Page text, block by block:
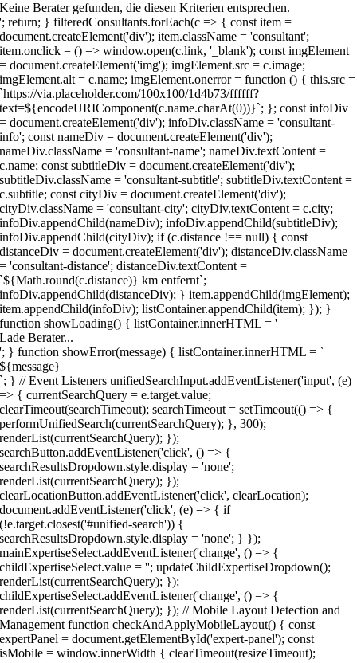
Keine Berater gefunden, die diesen Kriterien entsprechen.
'; return; } filteredConsultants.forEach(c => { const item =
document.createElement('div'); item.className = 'consultant';
item.onclick = () => window.open(c.link, '_blank'); const imgElement
= document.createElement('img'); imgElement.src = c.image;
imgElement.alt = c.name; imgElement.onerror = function () { this.src =
`https://via.placeholder.com/100x100/1d4b73/ffffff?
text=${encodeURIComponent(c.name.charAt(0))}`; }; const infoDiv
= document.createElement('div'); infoDiv.className = 'consultant-
info'; const nameDiv = document.createElement('div');
nameDiv.className = 'consultant-name'; nameDiv.textContent =
c.name; const subtitleDiv = document.createElement('div');
subtitleDiv.className = 'consultant-subtitle'; subtitleDiv.textContent =
c.subtitle; const cityDiv = document.createElement('div');
cityDiv.className = 'consultant-city'; cityDiv.textContent = c.city;
infoDiv.appendChild(nameDiv); infoDiv.appendChild(subtitleDiv);
infoDiv.appendChild(cityDiv); if (c.distance !== null) { const
distanceDiv = document.createElement('div'); distanceDiv.className
= 'consultant-distance'; distanceDiv.textContent =
`${Math.round(c.distance)} km entfernt`;
infoDiv.appendChild(distanceDiv); } item.appendChild(imgElement);
item.appendChild(infoDiv); listContainer.appendChild(item); }); }
function showLoading() { listContainer.innerHTML = '
Lade Berater...
'; } function showError(message) { listContainer.innerHTML = `
${message}
`; } // Event Listeners unifiedSearchInput.addEventListener('input', (e)
=> { currentSearchQuery = e.target.value;
clearTimeout(searchTimeout); searchTimeout = setTimeout(() => {
performUnifiedSearch(currentSearchQuery); }, 300);
renderList(currentSearchQuery); });
searchButton.addEventListener('click', () => {
searchResultsDropdown.style.display = 'none';
renderList(currentSearchQuery); });
clearLocationButton.addEventListener('click', clearLocation);
document.addEventListener('click', (e) => { if
(!e.target.closest('#unified-search')) {
searchResultsDropdown.style.display = 'none'; } });
mainExpertiseSelect.addEventListener('change', () => {
childExpertiseSelect.value = ''; updateChildExpertiseDropdown();
renderList(currentSearchQuery); });
childExpertiseSelect.addEventListener('change', () => {
renderList(currentSearchQuery); }); // Mobile Layout Detection and
Management function checkAndApplyMobileLayout() { const
expertPanel = document.getElementById('expert-panel'); const
isMobile = window.innerWidth { clearTimeout(resizeTimeout);